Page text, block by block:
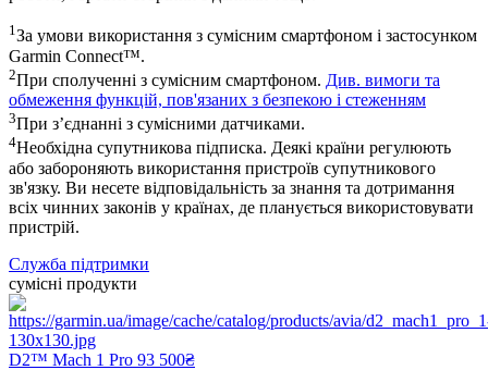
1За умови використання з сумісним смартфоном і застосунком
Garmin Connect™.
2При сполученні з сумісним смартфоном. Див. вимоги та
обмеження функцій, пов'язаних з безпекою і стеженням
3При з’єднанні з сумісними датчиками.
4Необхідна супутникова підписка. Деякі країни регулюють
або забороняють використання пристроїв супутникового
зв'язку. Ви несете відповідальність за знання та дотримання
всіх чинних законів у країнах, де планується використовувати
пристрій.
Служба підтримки
сумісні продукти
D2™ Mach 1 Pro 93 500₴